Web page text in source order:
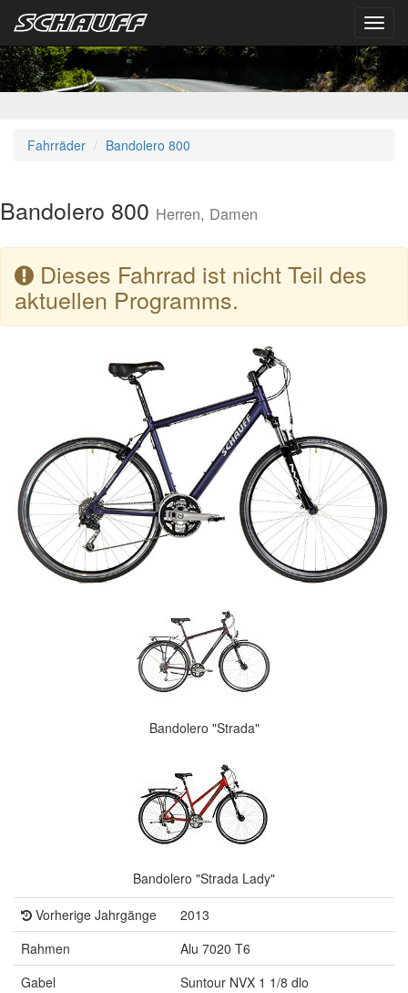
Fahrräder Bandolero 800
Bandolero 800 Herren, Damen
Dieses Fahrrad ist nicht Teil des
aktuellen Programms.
Bandolero "Strada"
Bandolero "Strada Lady"
Vorherige Jahrgänge
2013
Rahmen
Alu 7020 T6
Gabel
Suntour NVX 1 1/8 dlo